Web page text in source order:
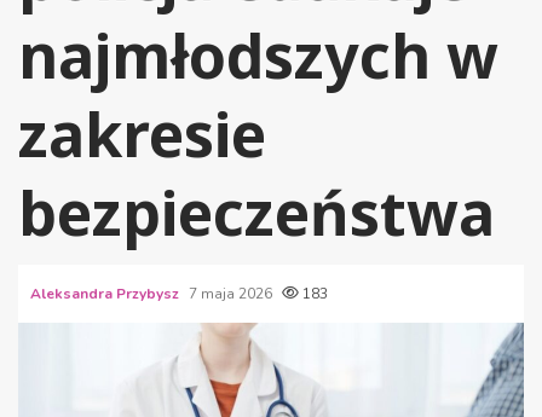
najmłodszych w
zakresie
bezpieczeństwa
Aleksandra Przybysz 7 maja 2026 183